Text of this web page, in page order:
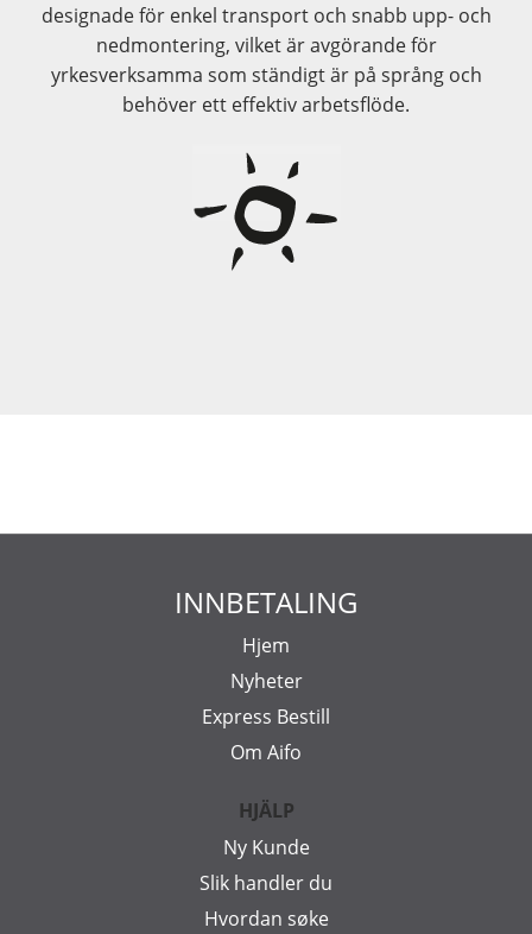
designade för enkel transport och snabb upp- och
nedmontering, vilket är avgörande för
yrkesverksamma som ständigt är på språng och
behöver ett effektiv arbetsflöde.
INNBETALING
Hjem
Nyheter
Express Bestill
Om Aifo
HJÄLP
Ny Kunde
Slik handler du
Hvordan søke